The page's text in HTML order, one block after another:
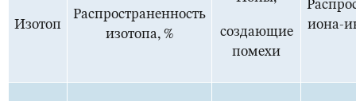
Изотоп
Распространенность
изотопа, %
создающие
помехи
иона-